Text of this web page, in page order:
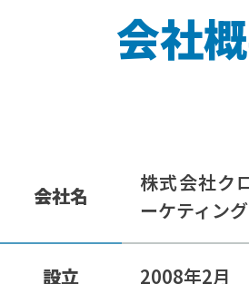
会社
会社名
株式会社ク
ーケティング
設立 2008年2月